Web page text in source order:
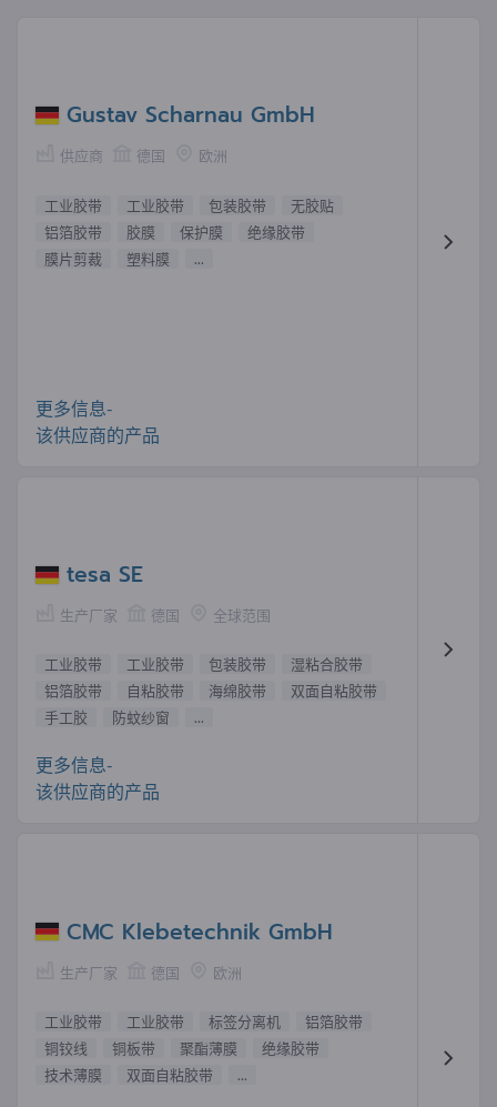
Gustav Scharnau GmbH
供应商 德国 欧洲
工业胶带 工业胶带 包装胶带
无胶贴
铝箔胶带
胶膜 保护膜
绝缘胶带
膜片剪裁
塑料膜 ...
更多信息-
该供应商的产品
tesa SE
生产厂家 德国 全球范围
工业胶带 工业胶带 包装胶带
湿粘合胶带
铝箔胶带
自粘胶带 海绵胶带
双面自粘胶带
手工胶
防蚊纱窗 ...
更多信息-
该供应商的产品
CMC Klebetechnik GmbH
生产厂家 德国 欧洲
工业胶带 工业胶带 标签分离机
铝箔胶带
铜铰线
铜板带 聚酯薄膜
绝缘胶带
技术薄膜
双面自粘胶带 ...